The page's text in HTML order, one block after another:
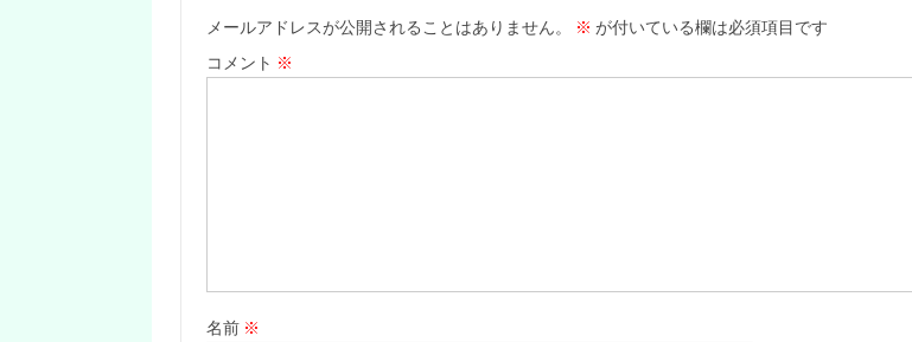
メールアドレスが公開されることはありません。 ※ が付いている欄は必須項目です
コメント ※
名前 ※